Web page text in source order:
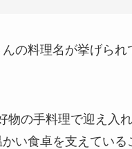
の料理名が挙げられ
物の手料理で迎え入
い食卓を支えている